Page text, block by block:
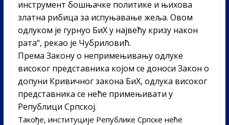
инструмент бошњачке политике и њихова
златна рибица за испуњавање жеља. Овом
одлуком је гурнуо БиХ у највећу кризу након
рата“, рекао је Чубриловић.
Према Закону о непримењивању одлуке
високог представника којом се доноси Закон о
допуни Кривичног закона БиХ, одлука високог
представника се неће примењивати у
Републици Српској.
Такође, институције Републике Српске неће